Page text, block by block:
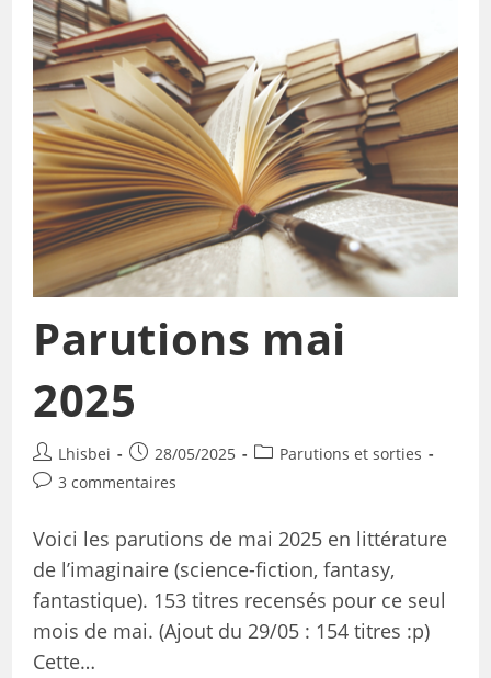
Parutions mai
2025
Lhisbei 28/05/2025
Parutions et sorties
3 commentaires
Voici les parutions de mai 2025 en littérature
de l’imaginaire (science-fiction, fantasy,
fantastique). 153 titres recensés pour ce seul
mois de mai. (Ajout du 29/05 : 154 titres :p)
Cette…